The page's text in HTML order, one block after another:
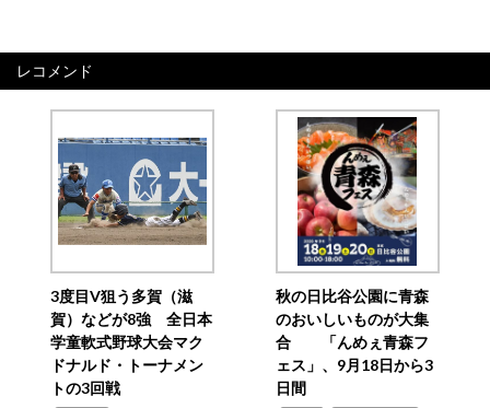
レコメンド
3度目V狙う多賀（滋
賀）などが8強 全日本
学童軟式野球大会マク
ドナルド・トーナメン
トの3回戦
秋の日比谷公園に青森
のおいしいものが大集
合 「んめぇ青森フ
ェス」、9月18日から3
日間